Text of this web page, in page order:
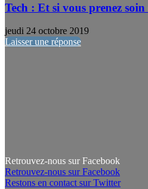
Tech : Et si vous prenez soin
jeudi 24 octobre 2019
Laisser une réponse
Retrouvez-nous sur Facebook
Retrouvez-nous sur Facebook
Restons en contact sur Twitter